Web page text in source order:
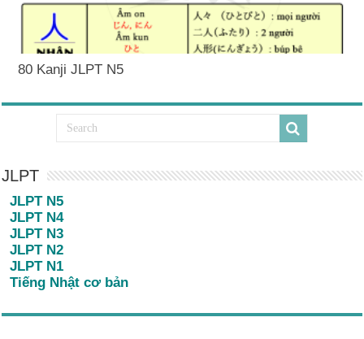
80 Kanji JLPT N5
JLPT
JLPT N5
JLPT N4
JLPT N3
JLPT N2
JLPT N1
Tiếng Nhật cơ bản